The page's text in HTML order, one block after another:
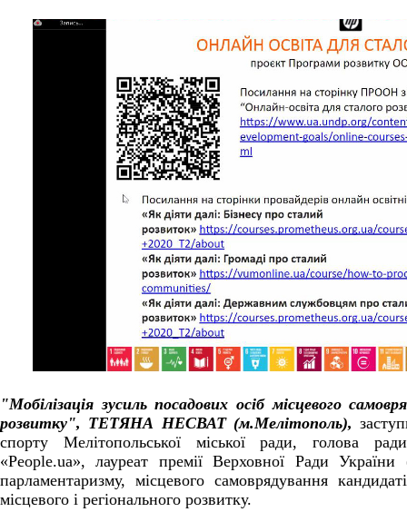
"Мобілізація зусиль посадових осіб місцевого
розвитку", ТЕТЯНА НЕСВАТ (м.Мелітополь),
спорту Мелітопольської міської ради, голова ради
«People.ua», лауреат премії Верховної Ради
парламентаризму, місцевого самоврядування
місцевого і регіонального розвитку.